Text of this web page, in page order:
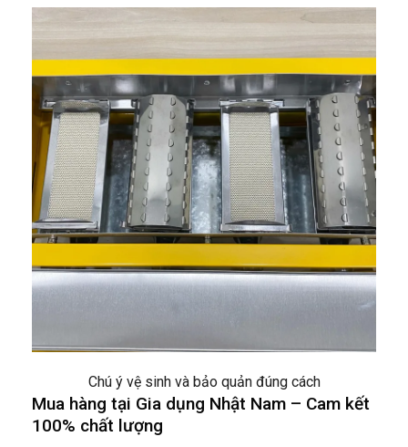
Chú ý vệ sinh và bảo quản đúng cách
Mua hàng tại Gia dụng Nhật Nam – Cam kết
100% chất lượng